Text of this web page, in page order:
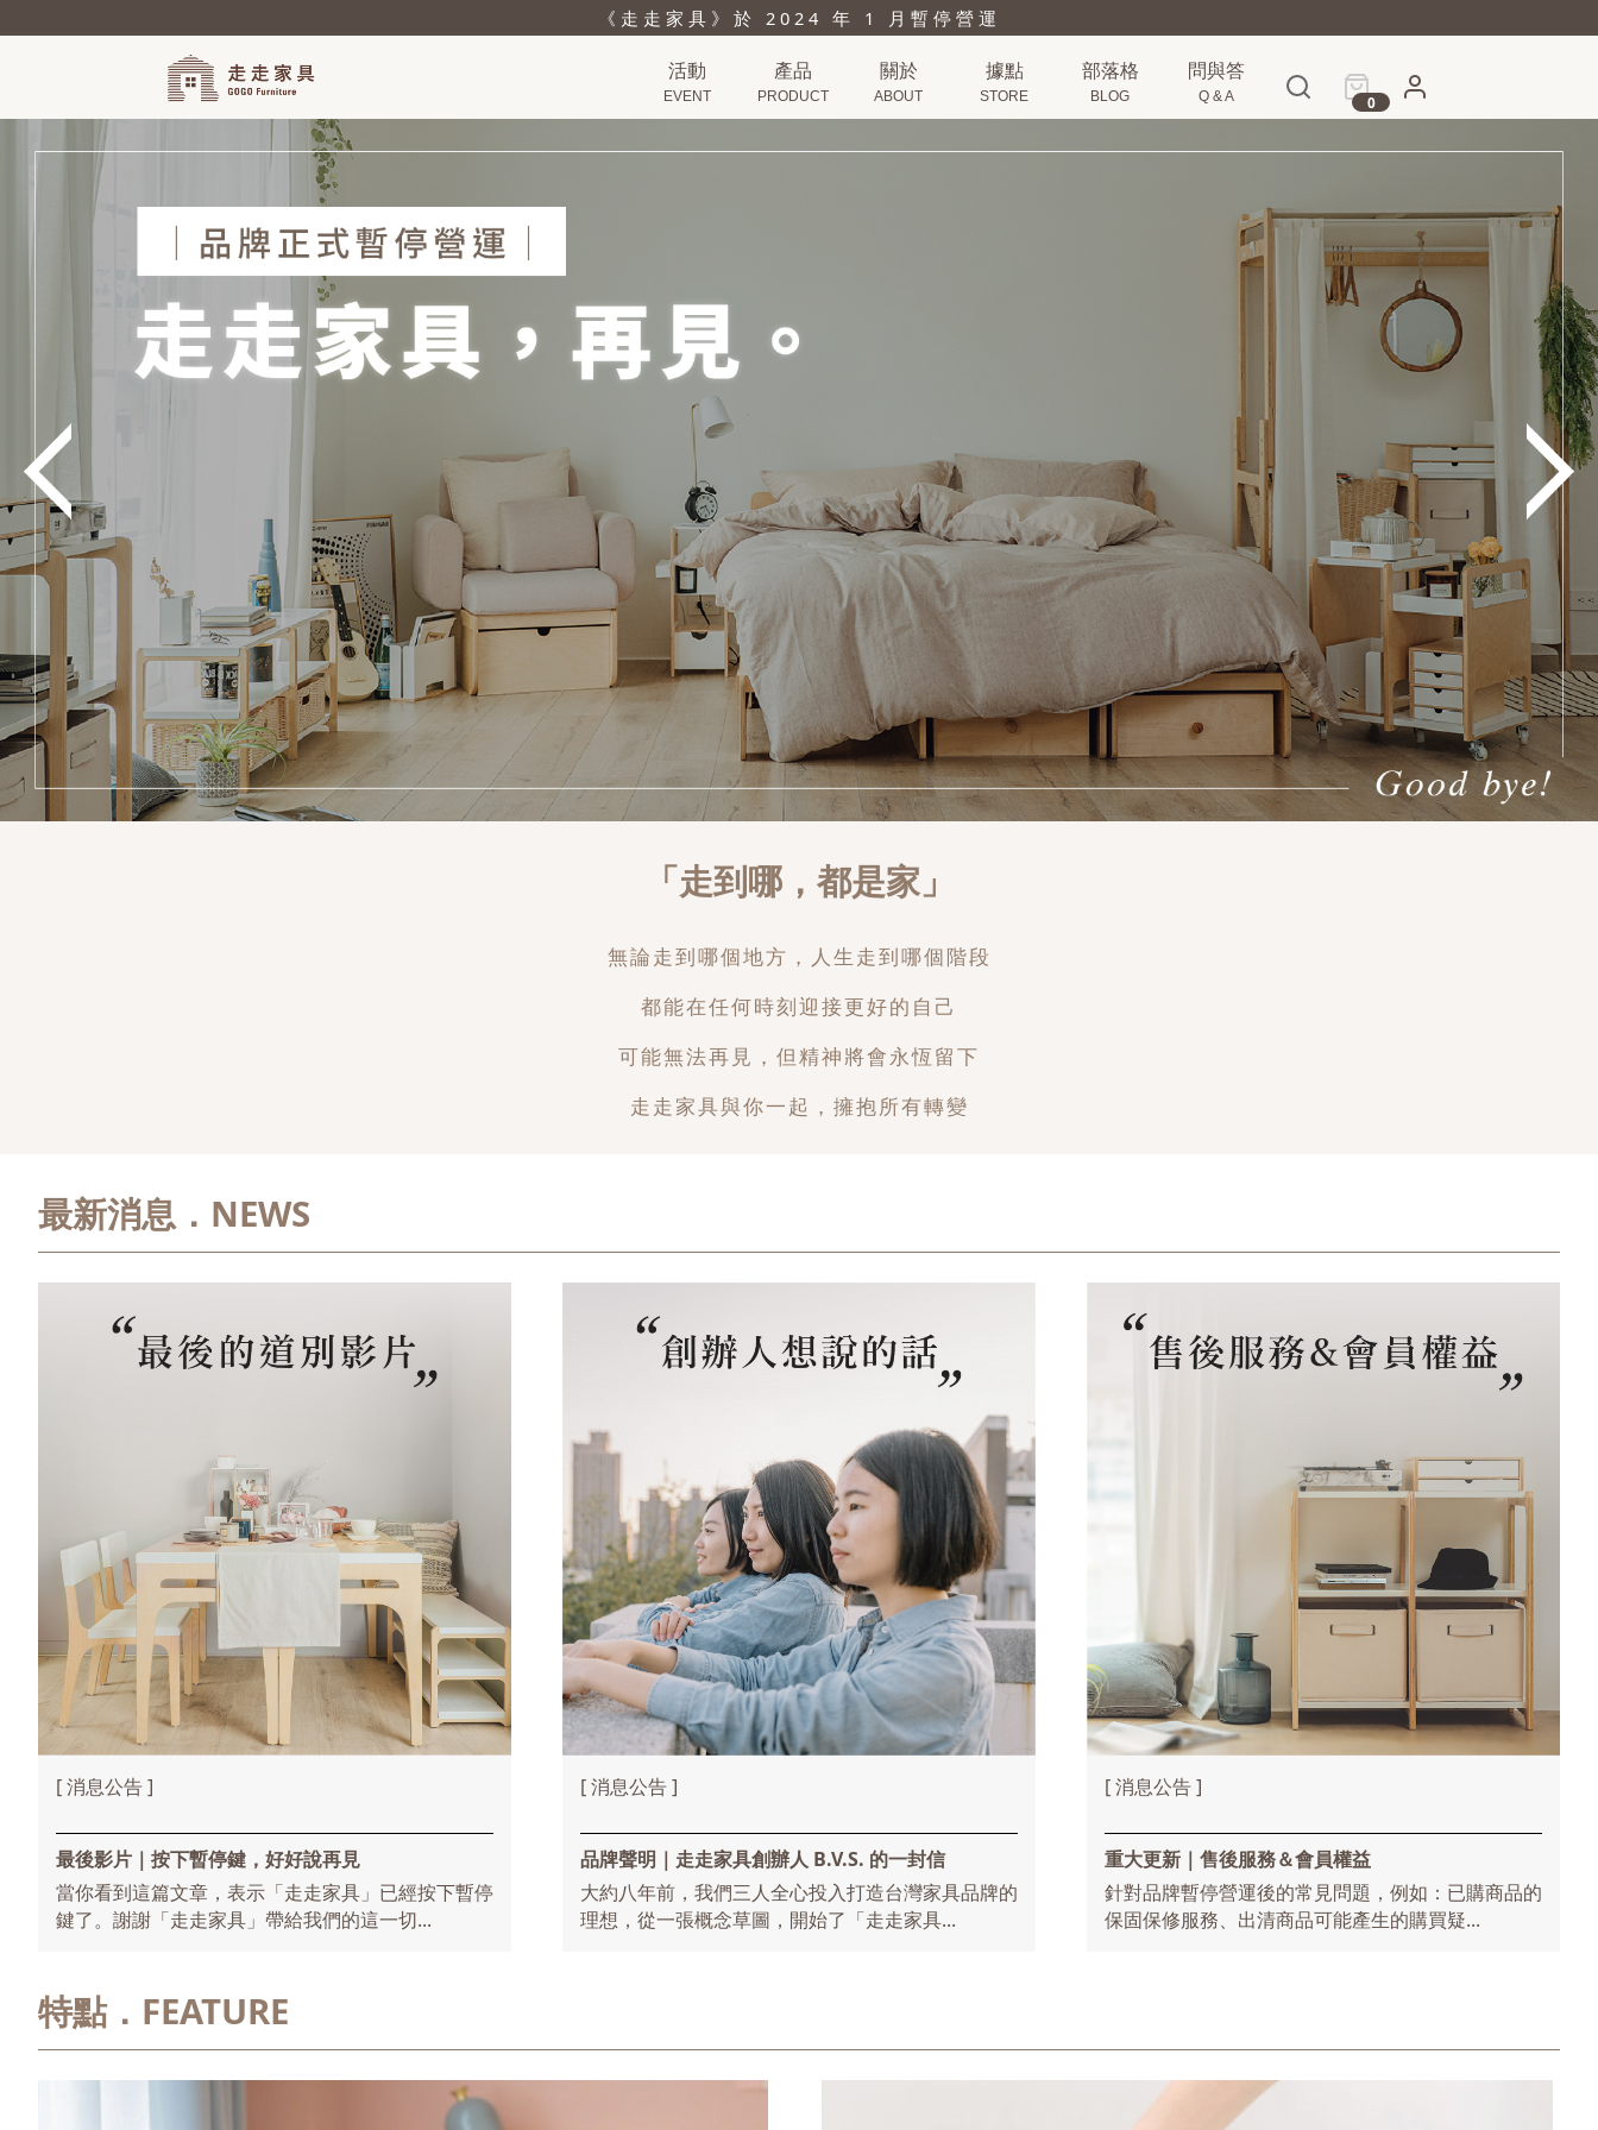
《走走家具》於 2024 年 1 月暫停營運
活動
EVENT
產品
PRODUCT
關於
ABOUT
據點
STORE
部落格
BLOG
問與答
Q & A 0
「走到哪，都是家」
無論走到哪個地方，人生走到哪個階段
都能在任何時刻迎接更好的自己
可能無法再見，但精神將會永恆留下
走走家具與你一起，擁抱所有轉變
最新消息．NEWS
[ 消息公告 ]
最後影片｜按下暫停鍵，好好說再見
當你看到這篇文章，表示「走走家具」已經按下暫停
鍵了。謝謝「走走家具」帶給我們的這一切...
[ 消息公告 ]
品牌聲明｜走走家具創辦人 B.V.S. 的一封信
大約八年前，我們三人全心投入打造台灣家具品牌的
理想，從一張概念草圖，開始了「走走家具...
[ 消息公告 ]
重大更新｜售後服務＆會員權益
針對品牌暫停營運後的常見問題，例如：已購商品的
保固保修服務、出清商品可能產生的購買疑...
特點．FEATURE